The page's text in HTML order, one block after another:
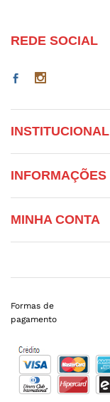
REDE SOCIAL
INSTITUCIONAL
INFORMAÇÕES
MINHA CONTA
Formas de
pagamento